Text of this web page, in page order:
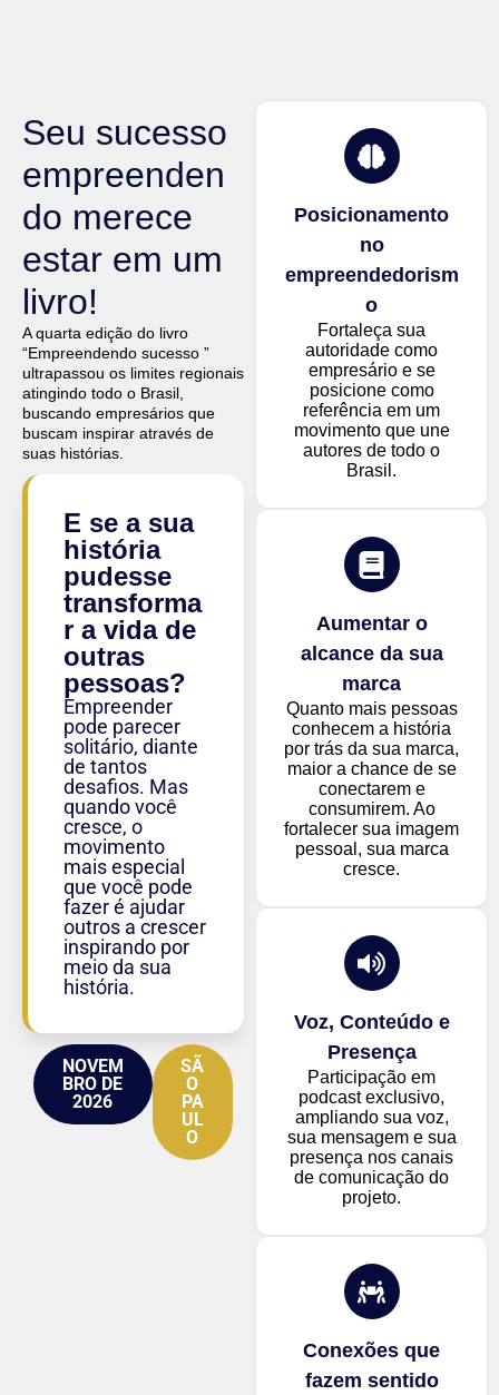
Seu sucesso
empreenden
do merece
estar em um
livro!
A quarta edição do livro
“Empreendendo sucesso ”
ultrapassou os limites regionais
atingindo todo o Brasil,
buscando empresários que
buscam inspirar através de
suas histórias.
E se a sua
história
pudesse
transforma
r a vida de
outras
pessoas?
Empreender
pode parecer
solitário, diante
de tantos
desafios. Mas
quando você
cresce, o
movimento
mais especial
que você pode
fazer é ajudar
outros a crescer
inspirando por
meio da sua
história.
NOVEM
BRO DE
2026
SÃ
O
PA
UL
O
Posicionamento
no
empreendedorism
o
Fortaleça sua
autoridade como
empresário e se
posicione como
referência em um
movimento que une
autores de todo o
Brasil.
Aumentar o
alcance da sua
marca
Quanto mais pessoas
conhecem a história
por trás da sua marca,
maior a chance de se
conectarem e
consumirem. Ao
fortalecer sua imagem
pessoal, sua marca
cresce.
Voz, Conteúdo e
Presença
Participação em
podcast exclusivo,
ampliando sua voz,
sua mensagem e sua
presença nos canais
de comunicação do
projeto.
Conexões que
fazem sentido